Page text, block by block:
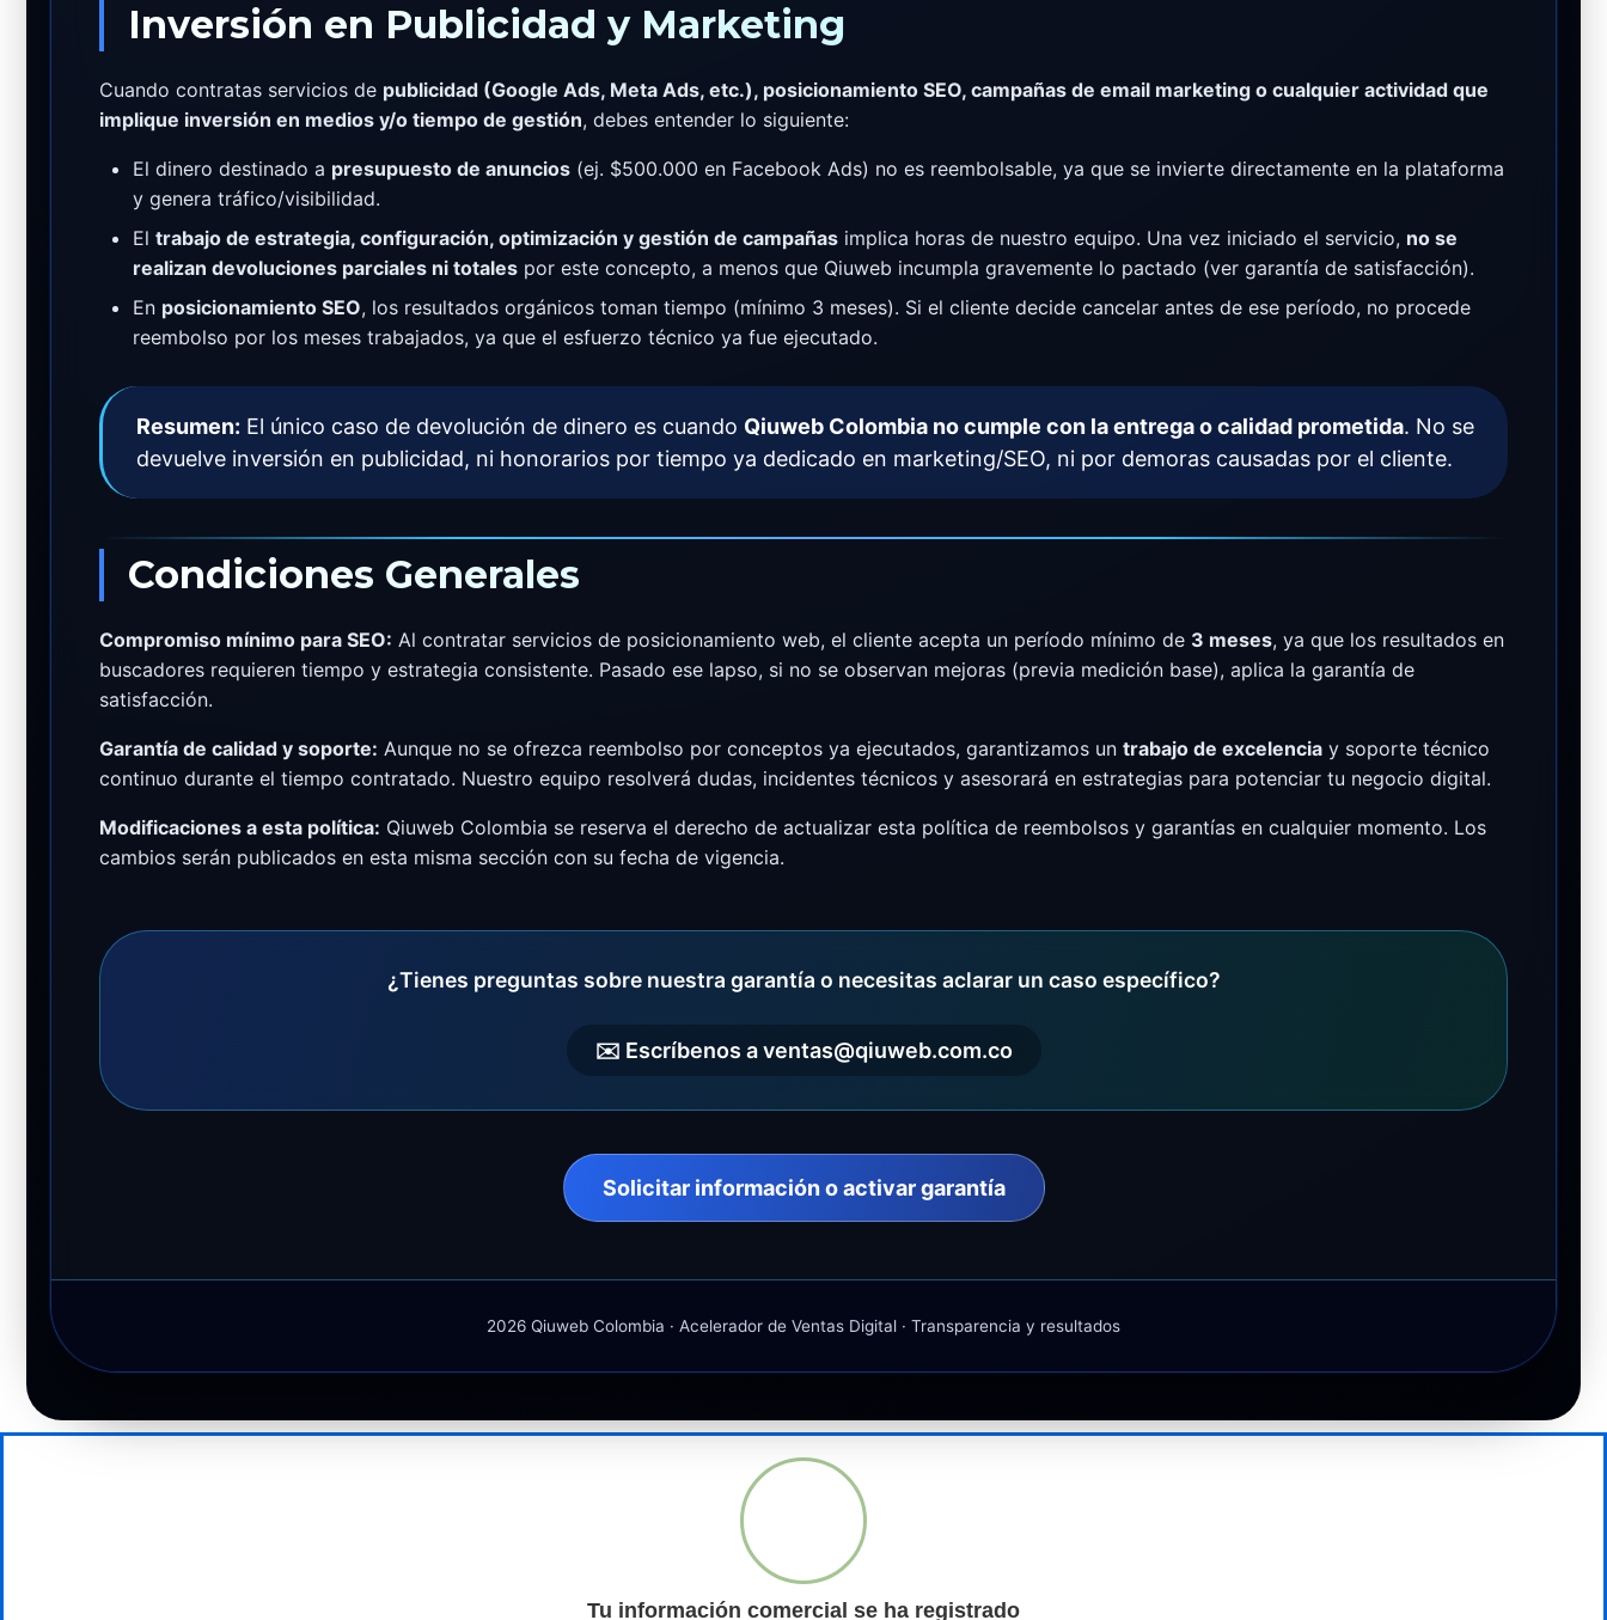
Inversión en Publicidad y Marketing
Cuando contratas servicios de publicidad (Google Ads, Meta Ads, etc.), posicionamiento SEO, campañas de email marketing o cualquier actividad que
implique inversión en medios y/o tiempo de gestión, debes entender lo siguiente:
El dinero destinado a presupuesto de anuncios (ej. $500.000 en Facebook Ads) no es reembolsable, ya que se invierte directamente en la plataforma
y genera tráfico/visibilidad.
El trabajo de estrategia, configuración, optimización y gestión de campañas implica horas de nuestro equipo. Una vez iniciado el servicio, no se
realizan devoluciones parciales ni totales por este concepto, a menos que Qiuweb incumpla gravemente lo pactado (ver garantía de satisfacción).
En posicionamiento SEO, los resultados orgánicos toman tiempo (mínimo 3 meses). Si el cliente decide cancelar antes de ese período, no procede
reembolso por los meses trabajados, ya que el esfuerzo técnico ya fue ejecutado.
Resumen: El único caso de devolución de dinero es cuando Qiuweb Colombia no cumple con la entrega o calidad prometida. No se
devuelve inversión en publicidad, ni honorarios por tiempo ya dedicado en marketing/SEO, ni por demoras causadas por el cliente.
Condiciones Generales
Compromiso mínimo para SEO: Al contratar servicios de posicionamiento web, el cliente acepta un período mínimo de 3 meses, ya que los resultados en
buscadores requieren tiempo y estrategia consistente. Pasado ese lapso, si no se observan mejoras (previa medición base), aplica la garantía de
satisfacción.
Garantía de calidad y soporte: Aunque no se ofrezca reembolso por conceptos ya ejecutados, garantizamos un trabajo de excelencia y soporte técnico
continuo durante el tiempo contratado. Nuestro equipo resolverá dudas, incidentes técnicos y asesorará en estrategias para potenciar tu negocio digital.
Modificaciones a esta política: Qiuweb Colombia se reserva el derecho de actualizar esta política de reembolsos y garantías en cualquier momento. Los
cambios serán publicados en esta misma sección con su fecha de vigencia.
¿Tienes preguntas sobre nuestra garantía o necesitas aclarar un caso específico?
✉️ Escríbenos a ventas@qiuweb.com.co
Solicitar información o activar garantía
2026 Qiuweb Colombia · Acelerador de Ventas Digital · Transparencia y resultados
Tu información comercial se ha registrado